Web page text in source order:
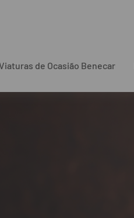
de Ocasião Benecar